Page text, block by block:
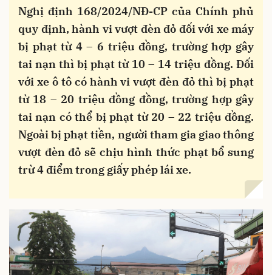
Nghị định 168/2024/NĐ-CP của Chính phủ
quy định, hành vi vượt đèn đỏ đối với xe máy
bị phạt từ 4 – 6 triệu đồng, trường hợp gây
tai nạn thì bị phạt từ 10 – 14 triệu đồng. Đối
với xe ô tô có hành vi vượt đèn đỏ thì bị phạt
từ 18 – 20 triệu đồng đồng, trường hợp gây
tai nạn có thể bị phạt từ 20 – 22 triệu đồng.
Ngoài bị phạt tiền, người tham gia giao thông
vượt đèn đỏ sẽ chịu hình thức phạt bổ sung
trừ 4 điểm trong giấy phép lái xe.